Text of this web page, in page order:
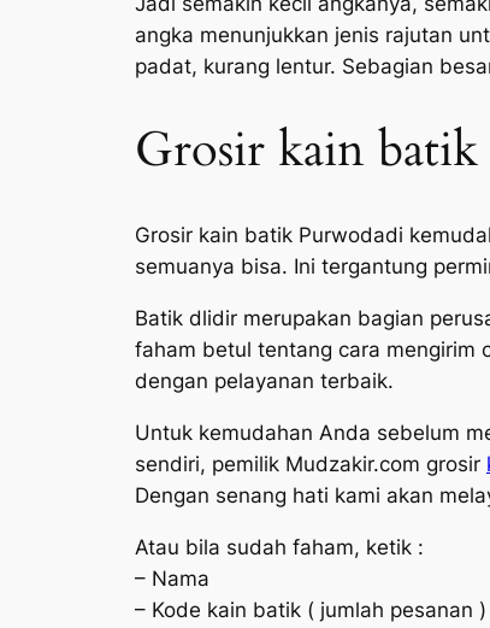
angka menunjukkan jenis rajutan
padat, kurang lentur. Sebagian
Grosir kain batik
Grosir kain batik Purwodadi
semuanya bisa. Ini tergantung
Batik dlidir merupakan bagian
faham betul tentang cara mengirim
dengan pelayanan terbaik.
Untuk kemudahan Anda sebelum
sendiri, pemilik Mudzakir.com grosir
Dengan senang hati kami akan
Atau bila sudah faham, ketik :
– Nama
– Kode kain batik ( jumlah pesanan )